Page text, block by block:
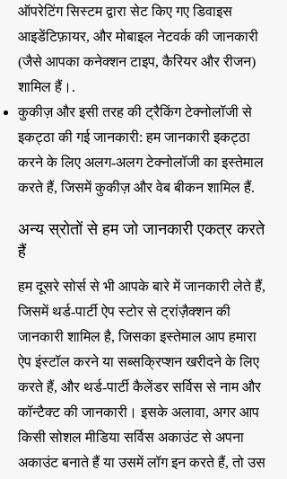
ऑपरेटिंग सिस्टम द्वारा सेट किए गए डिवाइस
आइडेंटिफ़ायर, और मोबाइल नेटवर्क की जानकारी
(जैसे आपका कनेक्शन टाइप, कैरियर और रीजन)
शामिल हैं।.
कुकीज़ और इसी तरह की ट्रैकिंग टेक्नोलॉजी से
इकट्ठा की गई जानकारी: हम जानकारी इकट्ठा
करने के लिए अलग-अलग टेक्नोलॉजी का इस्तेमाल
करते हैं, जिसमें कुकीज़ और वेब बीकन शामिल हैं.
अन्य स्रोतों से हम जो जानकारी एकत्र करते
हैं
हम दूसरे सोर्स से भी आपके बारे में जानकारी लेते हैं,
जिसमें थर्ड-पार्टी ऐप स्टोर से ट्रांज़ैक्शन की
जानकारी शामिल है, जिसका इस्तेमाल आप हमारा
ऐप इंस्टॉल करने या सब्सक्रिप्शन खरीदने के लिए
करते हैं, और थर्ड-पार्टी कैलेंडर सर्विस से नाम और
कॉन्टैक्ट की जानकारी। इसके अलावा, अगर आप
किसी सोशल मीडिया सर्विस अकाउंट से अपना
अकाउंट बनाते हैं या उसमें लॉग इन करते हैं, तो उस